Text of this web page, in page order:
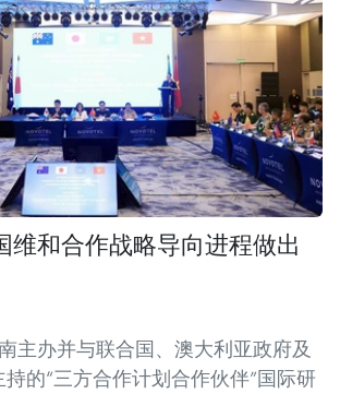
维和合作战略导向进程做出
主办并与联合国、澳大利亚政府及
的“三方合作计划合作伙伴”国际研